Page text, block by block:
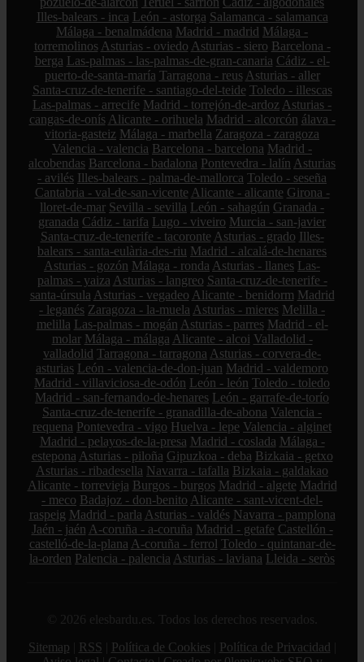
Illes-balears - inca León - astorga Salamanca - salamanca
Málaga - benalmádena Madrid - madrid Málaga -
torremolinos Asturias - oviedo Asturias - siero Barcelona -
berga Las-palmas - las-palmas-de-gran-canaria Cádiz - el-
puerto-de-santa-maría Tarragona - reus Asturias - aller
Santa-cruz-de-tenerife - santiago-del-teide Toledo - illescas
Las-palmas - arrecife Madrid - torrejón-de-ardoz Asturias -
cangas-de-onís Alicante - orihuela Madrid - alcorcón álava -
vitoria-gasteiz Málaga - marbella Zaragoza - zaragoza
Valencia - valencia Barcelona - barcelona Madrid -
alcobendas Barcelona - badalona Pontevedra - lalín Asturias
- avilés Illes-balears - palma-de-mallorca Toledo - seseña
Cantabria - val-de-san-vicente Alicante - alicante Girona -
lloret-de-mar Sevilla - sevilla León - sahagún Granada -
granada Cádiz - tarifa Lugo - viveiro Murcia - san-javier
Santa-cruz-de-tenerife - tacoronte Asturias - grado Illes-
balears - santa-eulària-des-riu Madrid - alcalá-de-henares
Asturias - gozón Málaga - ronda Asturias - llanes Las-
palmas - yaiza Asturias - langreo Santa-cruz-de-tenerife -
santa-úrsula Asturias - vegadeo Alicante - benidorm Madrid
- leganés Zaragoza - la-muela Asturias - mieres Melilla -
melilla Las-palmas - mogán Asturias - parres Madrid - el-
molar Málaga - málaga Alicante - alcoi Valladolid -
valladolid Tarragona - tarragona Asturias - corvera-de-
asturias León - valencia-de-don-juan Madrid - valdemoro
Madrid - villaviciosa-de-odón León - león Toledo - toledo
Madrid - san-fernando-de-henares León - garrafe-de-torío
Santa-cruz-de-tenerife - granadilla-de-abona Valencia -
requena Pontevedra - vigo Huelva - lepe Valencia - alginet
Madrid - pelayos-de-la-presa Madrid - coslada Málaga -
estepona Asturias - piloña Gipuzkoa - deba Bizkaia - getxo
Asturias - ribadesella Navarra - tafalla Bizkaia - galdakao
Alicante - torrevieja Burgos - burgos Madrid - algete Madrid
- meco Badajoz - don-benito Alicante - sant-vicent-del-
raspeig Madrid - parla Asturias - valdés Navarra - pamplona
Jaén - jaén A-coruña - a-coruña Madrid - getafe Castellón -
castelló-de-la-plana A-coruña - ferrol Toledo - quintanar-de-
la-orden Palencia - palencia Asturias - laviana Lleida - seròs
© 2026 elesbardu.es. Todos los derechos reservados.
Sitemap
RSS Política de Cookies Política de Privacidad